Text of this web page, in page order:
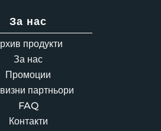
За нас
продукти
За нас
Промоции
партньори
FAQ
Контакти